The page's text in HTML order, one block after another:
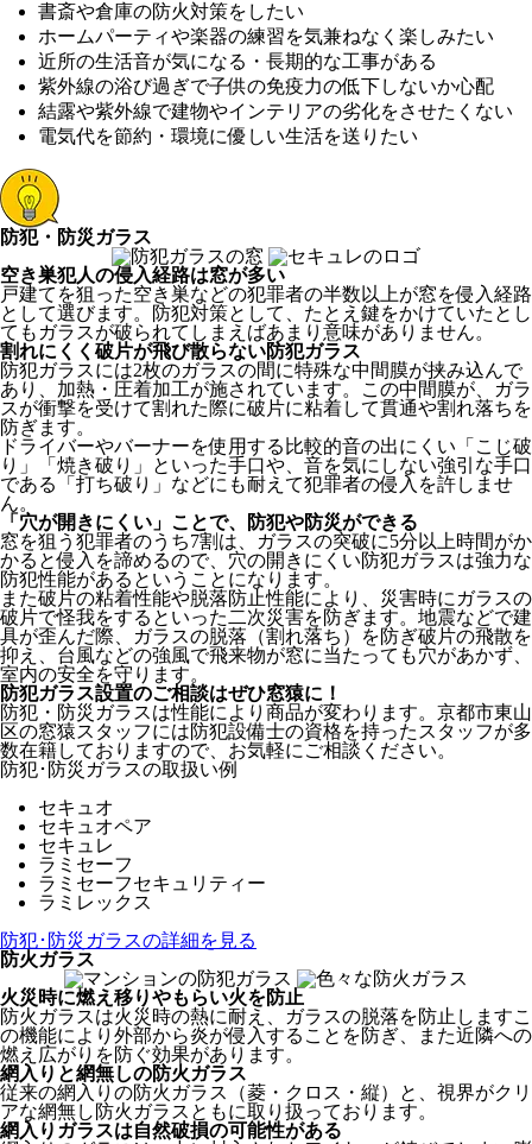
書斎や倉庫の防火対策をしたい
ホームパーティや楽器の練習を気兼ねなく楽しみたい
近所の生活音が気になる・長期的な工事がある
紫外線の浴び過ぎで子供の免疫力の低下しないか心配
結露や紫外線で建物やインテリアの劣化をさせたくない
電気代を節約・環境に優しい生活を送りたい
防犯・防災ガラス
空き巣犯人の侵入経路は窓が多い
戸建てを狙った空き巣などの犯罪者の半数以上が窓を侵入経路
として選びます。防犯対策として、たとえ鍵をかけていたとし
てもガラスが破られてしまえばあまり意味がありません。
割れにくく破片が飛び散らない防犯ガラス
防犯ガラスには2枚のガラスの間に特殊な中間膜が挟み込んで
あり、加熱・圧着加工が施されています。この中間膜が、ガラ
スが衝撃を受けて割れた際に破片に粘着して貫通や割れ落ちを
防ぎます。
ドライバーやバーナーを使用する比較的音の出にくい「こじ破
り」「焼き破り」といった手口や、音を気にしない強引な手口
である「打ち破り」などにも耐えて犯罪者の侵入を許しませ
ん。
「穴が開きにくい」ことで、防犯や防災ができる
窓を狙う犯罪者のうち7割は、ガラスの突破に5分以上時間がか
かると侵入を諦めるので、穴の開きにくい防犯ガラスは強力な
防犯性能があるということになります。
また破片の粘着性能や脱落防止性能により、災害時にガラスの
破片で怪我をするといった二次災害を防ぎます。地震などで建
具が歪んだ際、ガラスの脱落（割れ落ち）を防ぎ破片の飛散を
抑え、台風などの強風で飛来物が窓に当たっても穴があかず、
室内の安全を守ります。
防犯ガラス設置のご相談はぜひ窓猿に！
防犯・防災ガラスは性能により商品が変わります。京都市東山
区の窓猿スタッフには防犯設備士の資格を持ったスタッフが多
数在籍しておりますので、お気軽にご相談ください。
防犯･防災ガラスの取扱い例
セキュオ
セキュオペア
セキュレ
ラミセーフ
ラミセーフセキュリティー
ラミレックス
防犯･防災ガラスの詳細を見る
防火ガラス
火災時に燃え移りやもらい火を防止
防火ガラスは火災時の熱に耐え、ガラスの脱落を防止しますこ
の機能により外部から炎が侵入することを防ぎ、また近隣への
燃え広がりを防ぐ効果があります。
網入りと網無しの防火ガラス
従来の網入りの防火ガラス（菱・クロス・縦）と、視界がクリ
アな網無し防火ガラスともに取り扱っております。
網入りガラスは自然破損の可能性がある